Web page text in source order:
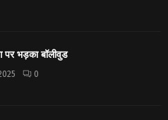
पर भड़का बॉलीवुड
0